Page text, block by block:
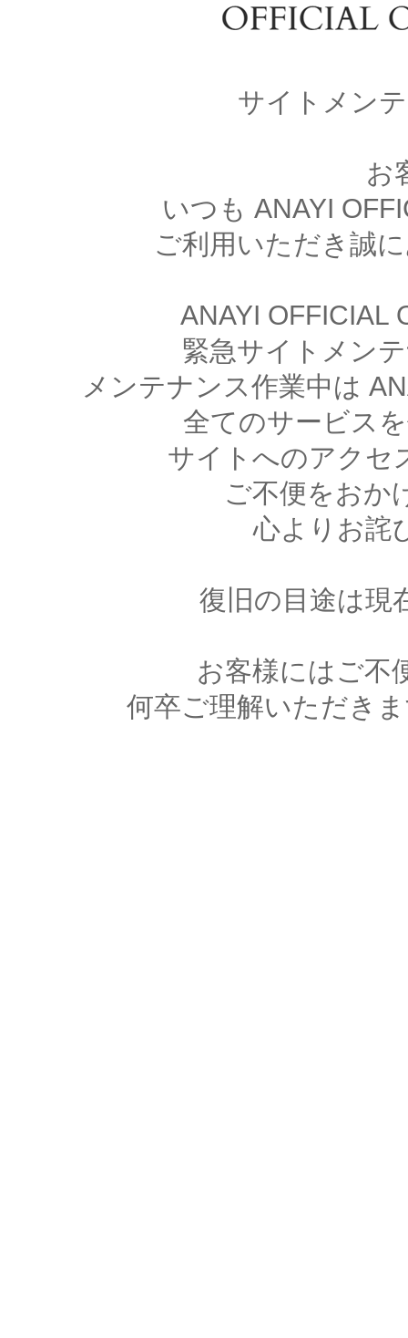
サイトメン
お
いつも ANAYI
ご利用いただき誠
ANAYI OFFICIAL
緊急サイトメン
メンテナンス作業中は
全てのサービス
サイトへのアクセ
ご不便をおか
心よりお詫
復旧の目途は現
お客様にはご不
何卒ご理解いただき